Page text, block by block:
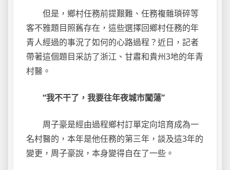
但是，鄉村任務前提艱難、任務複雜瑣碎等
客不雅題目照舊存在，這些選擇回鄉村任務的年
青人經過的事況了如何的心路過程？近日，記者
帶著這個題目采訪了浙江、甘肅和貴州3地的年青
村醫。
“我不干了，我要往年夜城市闖蕩”
周子豪是經由過程鄉村訂單定向培育成為一
名村醫的，本年是他任務的第三年，談及這3年的
變更，周子豪說，本身變得自在了一些。